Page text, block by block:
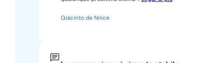
Giacinto de felice